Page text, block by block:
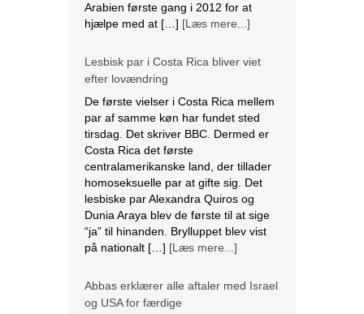
Arabien første gang i 2012 for at
hjælpe med at […] [Læs mere...]
Lesbisk par i Costa Rica bliver viet
efter lovændring
De første vielser i Costa Rica mellem
par af samme køn har fundet sted
tirsdag. Det skriver BBC. Dermed er
Costa Rica det første
centralamerikanske land, der tillader
homoseksuelle par at gifte sig. Det
lesbiske par Alexandra Quiros og
Dunia Araya blev de første til at sige
“ja” til hinanden. Brylluppet blev vist
på nationalt […] [Læs mere...]
Abbas erklærer alle aftaler med Israel
og USA for færdige